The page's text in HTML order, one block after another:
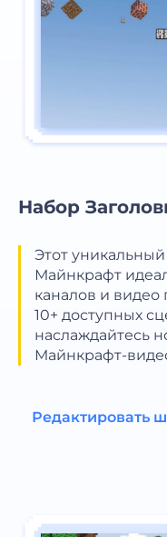
Набор
Этот
Майнкрафт
каналов и
10+ доступных
наслаждайтесь
Майнкрафт-
Редактировать